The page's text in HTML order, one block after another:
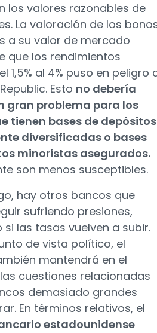
los valores razonables de
La valoración de los
a su valor de mercado
que los rendimientos
1,5% al 4% puso en peligro
Esto no debería
gran problema para los
tienen bases de depósitos
diversificadas o bases
minoristas asegurados.
son menos susceptibles.
hay otros bancos que
sufriendo presiones,
las tasas vuelven a subir.
de vista político, el
mantendrá en el
cuestiones relacionadas
demasiado grandes
En términos relativos, el
estadounidense